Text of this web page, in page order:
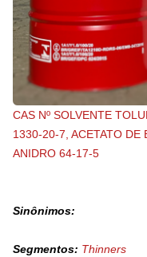
CAS Nº SOLVENTE
1330-20-7, ACETATO DE
ANIDRO 64-17-5
Sinônimos:
Segmentos: Thinners